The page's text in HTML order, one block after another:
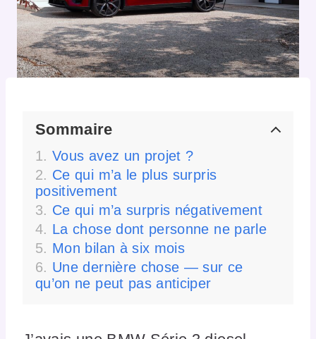
Sommaire
Vous avez un projet ?
Ce qui m’a le plus surpris
positivement
Ce qui m’a surpris négativement
La chose dont personne ne parle
Mon bilan à six mois
Une dernière chose — sur ce
qu’on ne peut pas anticiper